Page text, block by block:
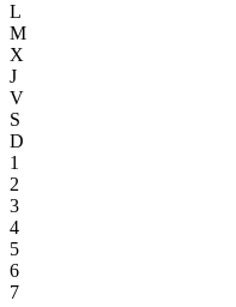
L
M
X
J
V
S
D
1
2
3
4
5
6
7